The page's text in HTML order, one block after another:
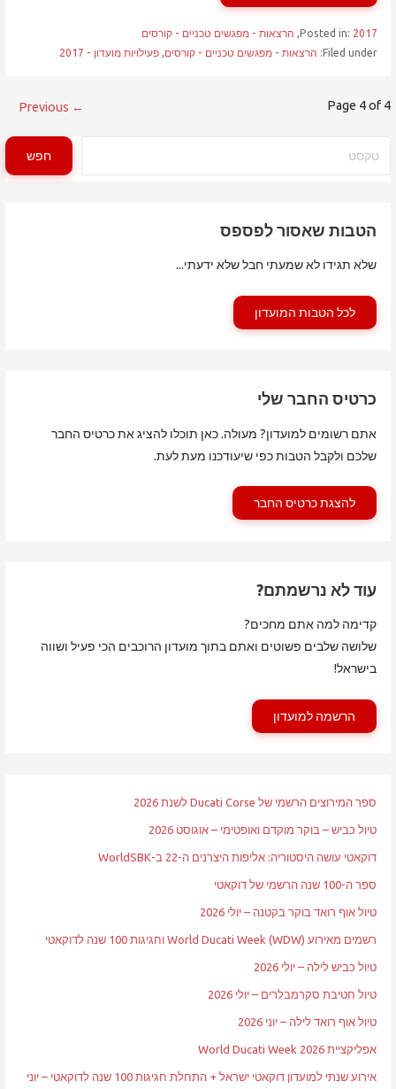
Posted in: 2017
, הרצאות - מפגשים טכניים - קורסים
Filed under:
הרצאות - מפגשים טכניים - קורסים, פעילויות מועדון - 2017
פוסט
navigation
Page 4 of 4
← Previous
חפש
הטבות שאסור לפספס
שלא תגידו לא שמעתי חבל שלא ידעתי...
לכל הטבות המועדון
כרטיס החבר שלי
אתם רשומים למועדון? מעולה. כאן תוכלו להציג את כרטיס החבר
שלכם ולקבל הטבות כפי שיעודכנו מעת לעת.
להצגת כרטיס החבר
עוד לא נרשמתם?
קדימה למה אתם מחכים?
שלושה שלבים פשוטים ואתם בתוך מועדון הרוכבים הכי פעיל ושווה
בישראל!
הרשמה למועדון
ספר המירוצים הרשמי של Ducati Corse לשנת 2026
טיול כביש – בוקר מוקדם ואופטימי – אוגוסט 2026
דוקאטי עושה היסטוריה: אליפות היצרנים ה-22 ב-WorldSBK
ספר ה-100 שנה הרשמי של דוקאטי
טיול אוף רואד בוקר בקטנה – יולי 2026
רשמים מאירוע World Ducati Week (WDW) וחגיגות 100 שנה לדוקאטי
טיול כביש לילה – יולי 2026
טיול חטיבת סקרמבלרים – יולי 2026
טיול אוף רואד לילה – יוני 2026
אפליקציית World Ducati Week 2026
אירוע שנתי למועדון דוקאטי ישראל + התחלת חגיגות 100 שנה לדוקאטי – יוני